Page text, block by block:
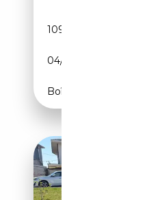
109 385 km
04/2016
Boîte manuelle